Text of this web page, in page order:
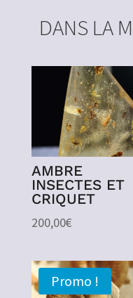
DANS LA
AMBRE
INSECTES ET
CRIQUET
200,00€
Promo !